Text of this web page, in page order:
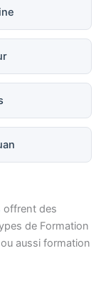
offrent des
de Formation
aussi formation